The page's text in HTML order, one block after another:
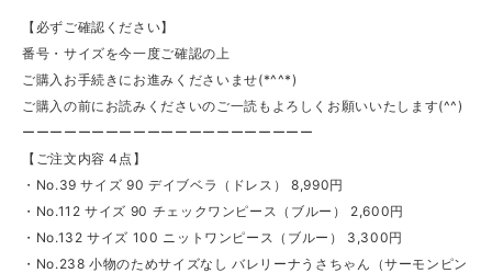
【必ずご確認ください】
番号・サイズを今一度ご確認の上
ご購入お手続きにお進みくださいませ(*^^*)
ご購入の前にお読みくださいのご一読もよろしくお願いいたします(^^)
ーーーーーーーーーーーーーーーーーーーーー
【ご注文内容 4点】
・No.39 サイズ 90 デイブベラ（ドレス） 8,990円
・No.112 サイズ 90 チェックワンピース（ブルー） 2,600円
・No.132 サイズ 100 ニットワンピース（ブルー） 3,300円
・No.238 小物のためサイズなし バレリーナうさちゃん（サーモンピン